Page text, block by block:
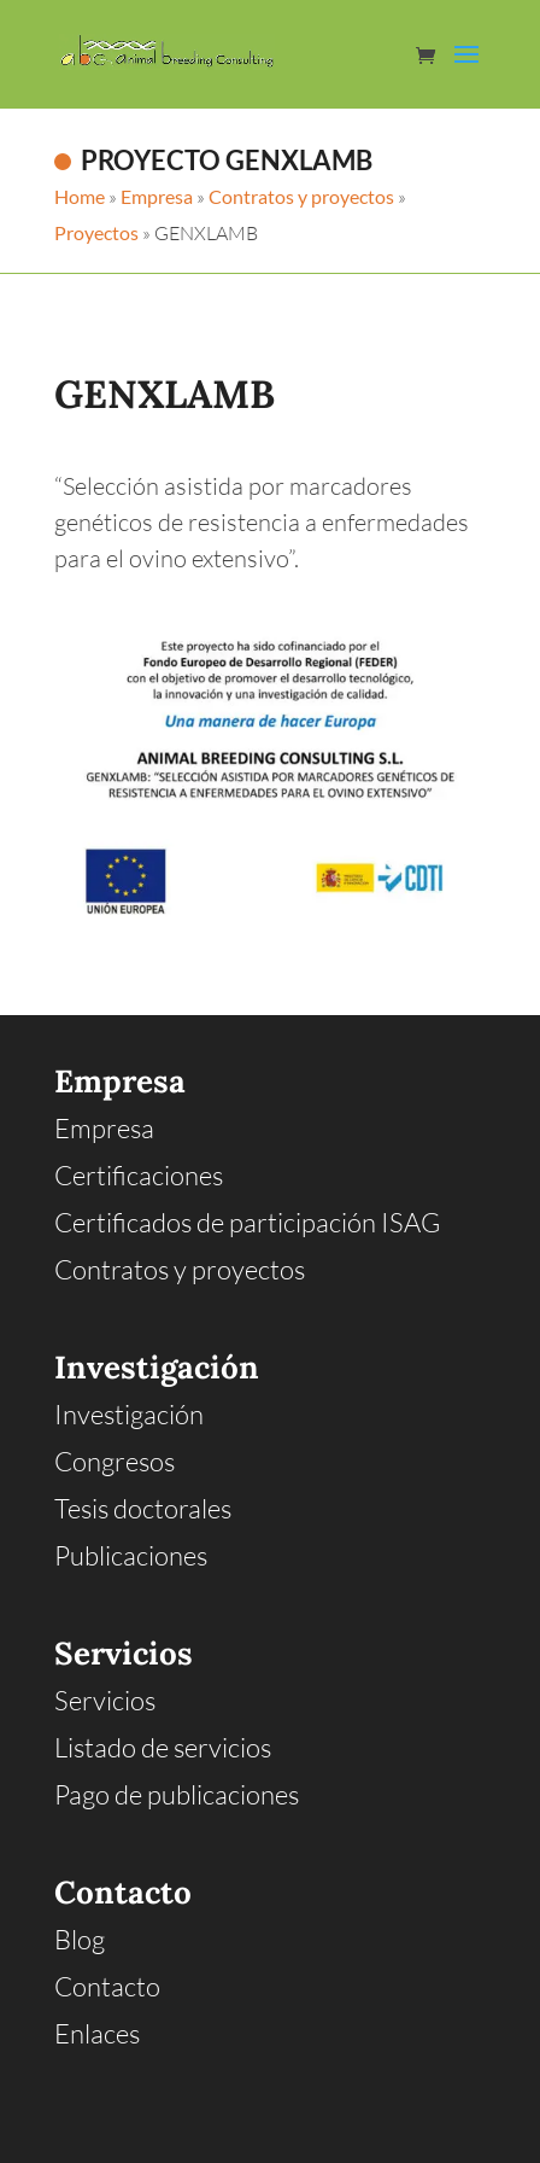
PROYECTO GENXLAMB
Home» Empresa» Contratos y proyectos»
Proyectos» GENXLAMB
GENXLAMB
“Selección asistida por marcadores
genéticos de resistencia a enfermedades
para el ovino extensivo”.
Empresa
Empresa
Certificaciones
Certificados de participación ISAG
Contratos y proyectos
Investigación
Investigación
Congresos
Tesis doctorales
Publicaciones
Servicios
Servicios
Listado de servicios
Pago de publicaciones
Contacto
Blog
Contacto
Enlaces